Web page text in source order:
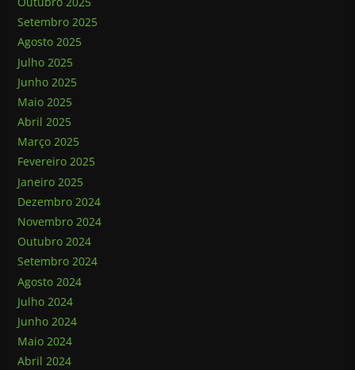
Setembro 2025
Agosto 2025
Julho 2025
Junho 2025
Maio 2025
Abril 2025
Março 2025
Fevereiro 2025
Janeiro 2025
Dezembro 2024
Novembro 2024
Outubro 2024
Setembro 2024
Agosto 2024
Julho 2024
Junho 2024
Maio 2024
Abril 2024